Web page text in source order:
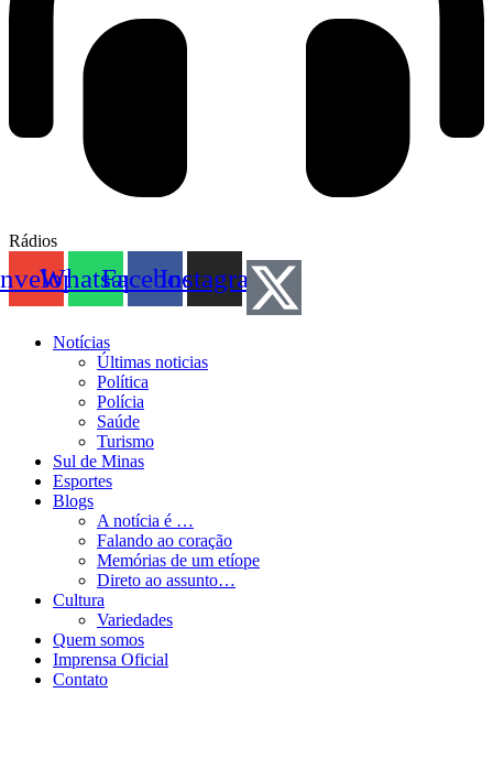
Rádios
WhatsappFacebookInstagram
Notícias
Últimas noticias
Política
Polícia
Saúde
Turismo
Sul de Minas
Esportes
Blogs
A notícia é …
Falando ao coração
Memórias de um etíope
Direto ao assunto…
Cultura
Variedades
Quem somos
Imprensa Oficial
Contato